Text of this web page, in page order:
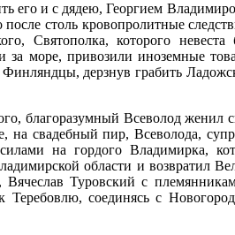
и с дядею, Георгием
столь кровопролитные
Святополка, которого
за море, привозили иноземные
дерзнув грабить
благоразумный Всеволод женил
на свадебный пир, Всеволода,
на гордого Владимирка,
области и возвратил
Туровский с
соединясь с